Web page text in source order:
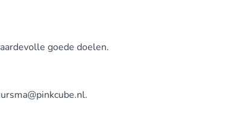
goede doelen.
kcube.nl.